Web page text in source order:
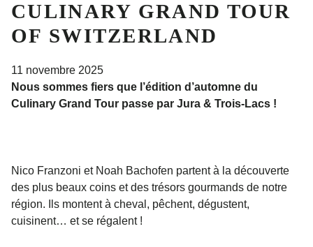
CULINARY GRAND TOUR
OF SWITZERLAND
11 novembre 2025
Nous sommes fiers que l’édition d’automne du
Culinary Grand Tour passe par Jura & Trois-Lacs !
Nico Franzoni et Noah Bachofen partent à la découverte
des plus beaux coins et des trésors gourmands de notre
région. Ils montent à cheval, pêchent, dégustent,
cuisinent… et se régalent !